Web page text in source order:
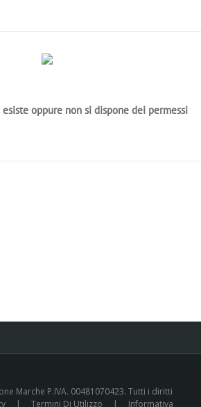
oppure non si dispone dei permessi
Marche P.IVA. 00481070423. Tutti i diritti
| Termini Di Utilizzo | Informativa